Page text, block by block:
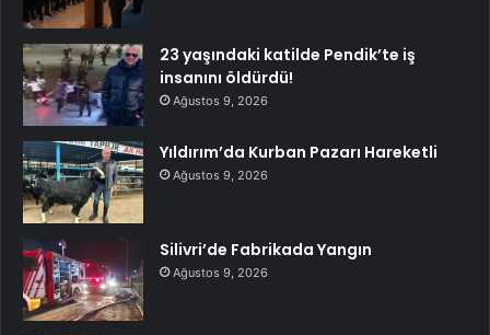
23 yaşındaki katilde Pendik’te iş
insanını öldürdü!
Ağustos 9, 2026
Yıldırım’da Kurban Pazarı Hareketli
Ağustos 9, 2026
Silivri’de Fabrikada Yangın
Ağustos 9, 2026